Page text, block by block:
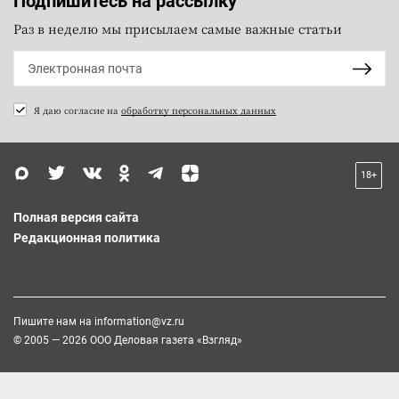
Раз в неделю мы присылаем самые важные статьи
Я даю согласие на обработку персональных данных
18+
Полная версия сайта
Редакционная политика
Пишите нам на information@vz.ru
© 2005 — 2026 ООО Деловая газета «Взгляд»